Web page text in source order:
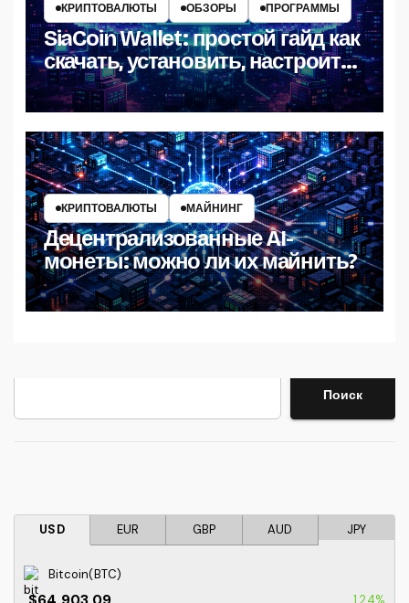
КРИПТОВАЛЮТЫ
ОБЗОРЫ ПРОГРАММЫ
SiaCoin Wallet: простой гайд как
скачать, установить, настроить
и пользоваться
КРИПТОВАЛЮТЫ МАЙНИНГ
Децентрализованные AI-
монеты: можно ли их майнить?
Поиск
USD EUR GBP AUD JPY
Bitcoin(BTC)
1.24%